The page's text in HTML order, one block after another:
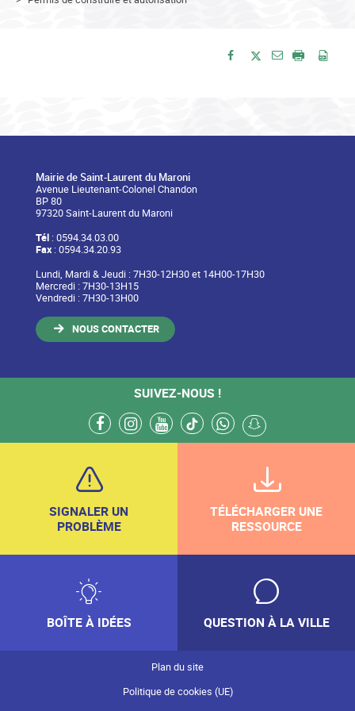
Partager sur Facebook
Partager sur
Envoyer par
Imprimer
Mairie de Saint-Laurent du Maroni
Avenue Lieutenant-Colonel Chandon
BP 80
97320 Saint-Laurent du Maroni
Tél: 0594.34.03.00
Fax: 0594.34.20.93
Lundi, Mardi & Jeudi : 7H30-12H30 et 14H00-17H30
Mercredi : 7H30-13H15
Vendredi : 7H30-13H00
NOUS CONTACTER
SUIVEZ-NOUS !
facebookinstagram
youtube
tiktokwhatsappsnapchat
SIGNALER UN
PROBLÈME
TÉLÉCHARGER UNE
RESSOURCE
BOÎTE À IDÉES QUESTION À LA VILLE
Plan du site
Politique de cookies (UE)